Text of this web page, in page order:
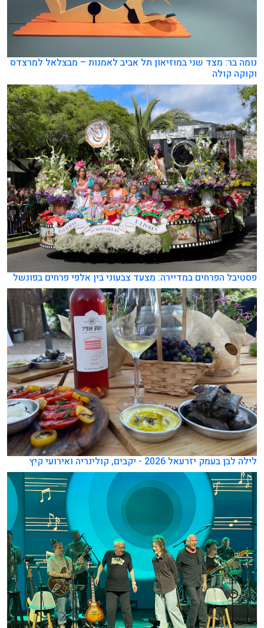
נומה בר: מצד שני במוזיאון תל אביב לאמנות – מבצלאל למרצדס
וקוקה קולה
פסטיבל הפרחים במדיירה: מצעד צבעוני בין אלפי פרחים בפונשל
לילה לבן בעמק יזרעאל 2026 - יקבים, קולינריה ואירועי קיץ